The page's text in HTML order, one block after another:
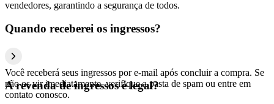
vendedores, garantindo a segurança de todos.
Quando receberei os ingressos?
Você receberá seus ingressos por e-mail após concluir a compra. Se
não os vir imediatamente, verifique a pasta de spam ou entre em
contato conosco.
A revenda de ingressos é legal?